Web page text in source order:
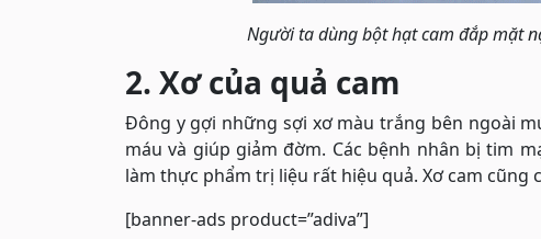
Người ta dùng bột hạt cam đắp mặt
2. Xơ của quả cam
Đông y gợi những sợi xơ màu trắng bên ngoài
máu và giúp giảm đờm. Các bệnh nhân bị tim
làm thực phẩm trị liệu rất hiệu quả. Xơ cam
[banner-ads product=”adiva”]